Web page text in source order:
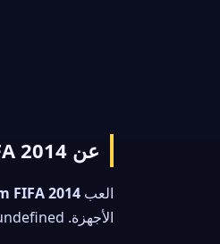
عن lo3ab kas l3alam FIFA 2014
العب FIFA 2014
الأجهزة. undefined